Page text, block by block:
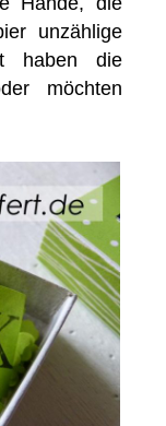
unzählige
haben die
möchten